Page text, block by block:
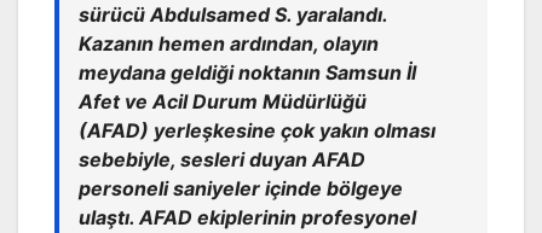
sürücü Abdulsamed S. yaralandı.
Kazanın hemen ardından, olayın
meydana geldiği noktanın Samsun İl
Afet ve Acil Durum Müdürlüğü
(AFAD) yerleşkesine çok yakın olması
sebebiyle, sesleri duyan AFAD
personeli saniyeler içinde bölgeye
ulaştı. AFAD ekiplerinin profesyonel